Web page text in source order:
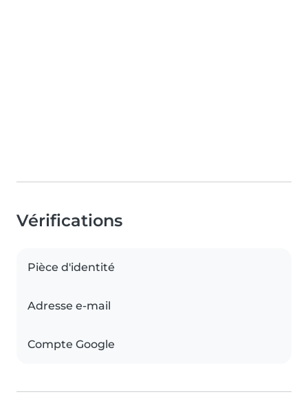
Vérifications
Pièce d'identité
Adresse e-mail
Compte Google